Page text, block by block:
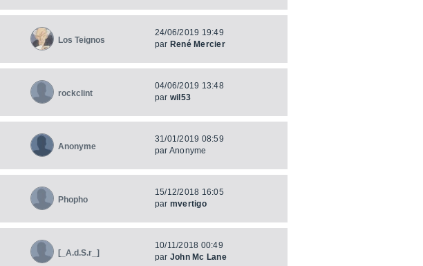
Los Teignos
24/06/2019 19:49
par René Mercier
rockclint
04/06/2019 13:48
par wil53
Anonyme
31/01/2019 08:59
par Anonyme
Phopho
15/12/2018 16:05
par mvertigo
[_A.d.S.r_]
10/11/2018 00:49
par John Mc Lane